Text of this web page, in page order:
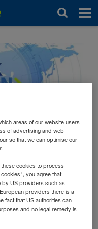
noiembrie 2024
Zukunft: Der
die klügsten
areas of our website users
of advertising and web
so that we can optimise our
cookies to process
you agree that
by US providers such as
providers there is a
fact that US authorities can
and no legal remedy is